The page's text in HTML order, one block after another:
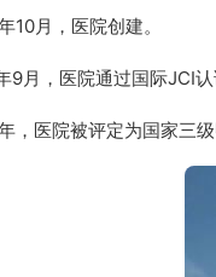
10月，医院创建。
9月，医院通过国际JCI认
，医院被评定为国家三级